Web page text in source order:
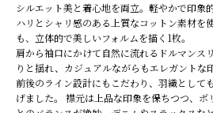
シルエット美と着心地を両立。軽やかで印象
ハリとシャリ感のある上質なコットン素材を
も、立体的で美しいフォルムを描く1枚。
肩から袖口にかけて自然に流れるドルマンス
りと揺れ、カジュアルながらもエレガントな
前後のライン設計にもこだわり、羽織として
げました。 襟元は上品な印象を保ちつつ、ボ